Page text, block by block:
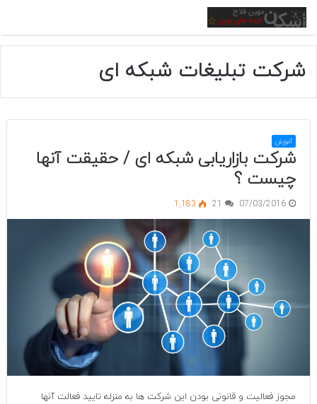
منو
شرکت تبلیغات شبکه ای
آموزش
شرکت بازاریابی شبکه ای / حقیقت آنها
چیست ؟
07/03/2016
21
1,183
مجوز فعالیت و قانونی بودن این شرکت ها به منزله تایید فعالت آنها